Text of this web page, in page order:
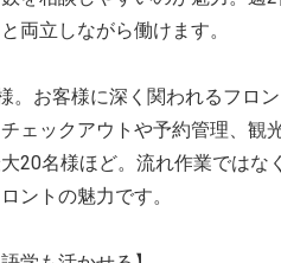
両立しながら働けます。
。お客様に深く関われるフロン
ェックアウトや予約管理、観
20名様ほど。流れ作業ではな
ントの魅力です。